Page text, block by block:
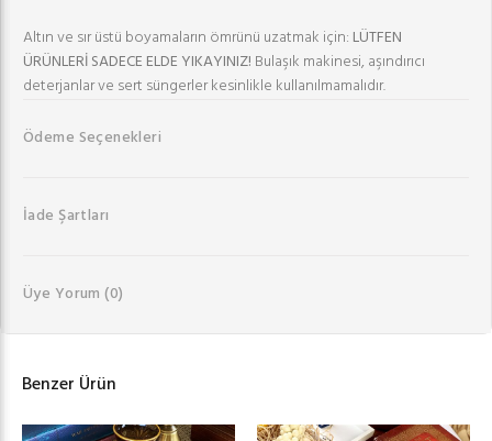
Altın ve sır üstü boyamaların ömrünü uzatmak için: LÜTFEN
ÜRÜNLERİ SADECE ELDE YIKAYINIZ! Bulaşık makinesi, aşındırıcı
deterjanlar ve sert süngerler kesinlikle kullanılmamalıdır.
Ödeme Seçenekleri
İade Şartları
Üye Yorum(0)
Benzer Ürün